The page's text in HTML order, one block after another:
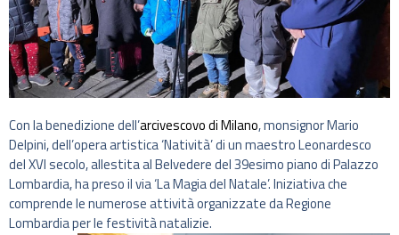
Con la benedizione dell’arcivescovo di Milano, monsignor Mario
Delpini, dell’opera artistica ‘Natività’ di un maestro Leonardesco
del XVI secolo, allestita al Belvedere del 39esimo piano di Palazzo
Lombardia, ha preso il via ‘La Magia del Natale’. Iniziativa che
comprende le numerose attività organizzate da Regione
Lombardia per le festività natalizie.